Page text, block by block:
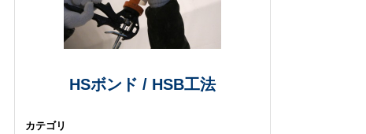
HSボンド / HSB工法
カテゴリ